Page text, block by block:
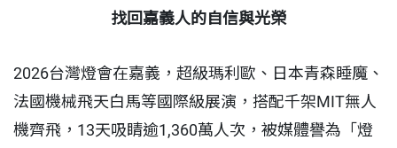
找回嘉義人的自信與光榮
2026台灣燈會在嘉義，超級瑪利歐、日本青森睡魔、
法國機械飛天白馬等國際級展演，搭配千架MIT無人
機齊飛，13天吸睛逾1,360萬人次，被媒體譽為「燈